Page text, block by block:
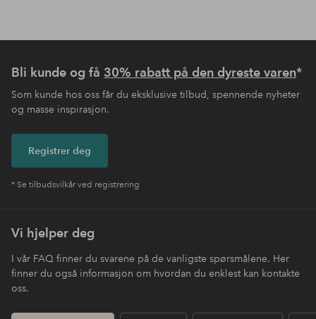
Bli kunde og få 30% rabatt på den dyreste varen*
Som kunde hos oss får du eksklusive tilbud, spennende nyheter
og masse inspirasjon.
Registrer deg
* Se tilbudsvilkår ved registrering
Vi hjelper deg
I vår FAQ finner du svarene på de vanligste spørsmålene. Her
finner du også informasjon om hvordan du enklest kan kontakte
oss.